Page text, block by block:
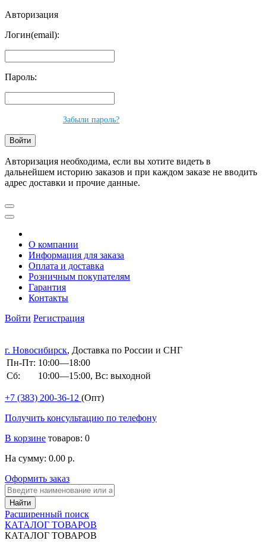
Авторизация
Логин(email):
Пароль:
Забыли пароль?
Авторизация необходима, если вы хотите видеть в
дальнейшем историю заказов и при каждом заказе не вводить
адрес доставки и прочие данные.
О компании
Информация для заказа
Оплата и доставка
Розничным покупателям
Гарантия
Контакты
Войти Регистрация
г. Новосибирск, Доставка по России и СНГ
Пн-Пт: 10:00—18:00
Сб:
10:00—15:00, Вс: выходной
+7 (383) 200-36-12 (Опт)
Получить консультацию по телефону
В корзине товаров: 0
На сумму: 0.00 р.
Оформить заказ
Расширенный поиск
КАТАЛОГ ТОВАРОВ
КАТАЛОГ ТОВАРОВ